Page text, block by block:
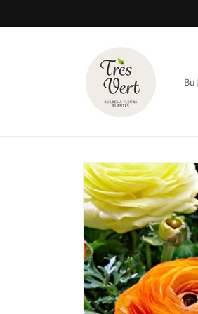
au
Passer aux
informations
produits